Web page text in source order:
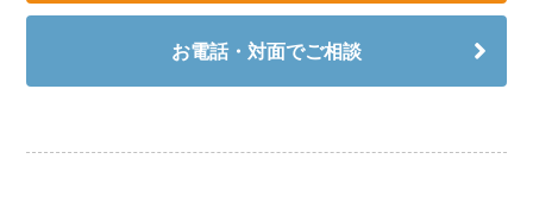
お電話・対面でご相談